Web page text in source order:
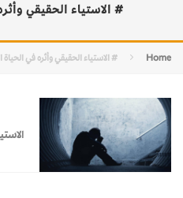
# الاستياء الحقيقي
Home # الاستياء الحقيقي وأثره في الحياة